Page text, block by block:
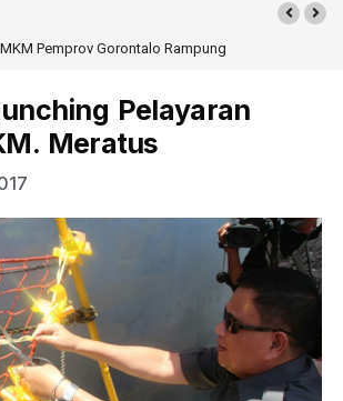
Ikut Dukung Program SMA Unggul Garuda
Pelayaran
Meratus